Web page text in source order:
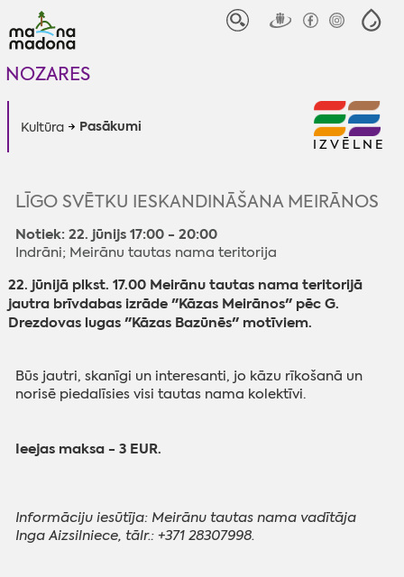
NOZARES
Kultūra Pasākumi
IZVĒLNE
LĪGO SVĒTKU IESKANDINĀŠANA MEIRĀNOS
Notiek: 22. jūnijs 17:00 - 20:00
Indrāni; Meirānu tautas nama teritorija
22. jūnijā plkst. 17.00 Meirānu tautas nama teritorijā
jautra brīvdabas izrāde "Kāzas Meirānos" pēc G.
Drezdovas lugas "Kāzas Bazūnēs" motīviem.
Būs jautri, skanīgi un interesanti, jo kāzu rīkošanā un
norisē piedalīsies visi tautas nama kolektīvi.
Ieejas maksa - 3 EUR.
Informāciju iesūtīja: Meirānu tautas nama vadītāja
Inga Aizsilniece, tālr.: +371 28307998.